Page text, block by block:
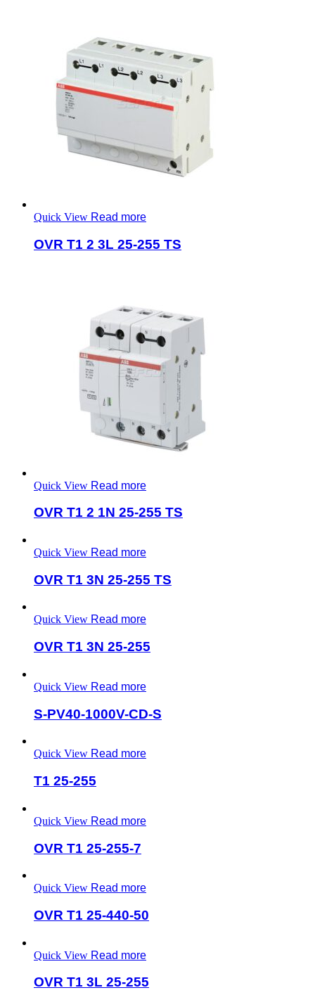
Quick View Read more
OVR T1 2 3L 25-255 TS
Quick View Read more
OVR T1 2 1N 25-255 TS
Quick View Read more
OVR T1 3N 25-255 TS
Quick View Read more
OVR T1 3N 25-255
Quick View Read more
S-PV40-1000V-CD-S
Quick View Read more
T1 25-255
Quick View Read more
OVR T1 25-255-7
Quick View Read more
OVR T1 25-440-50
Quick View Read more
OVR T1 3L 25-255